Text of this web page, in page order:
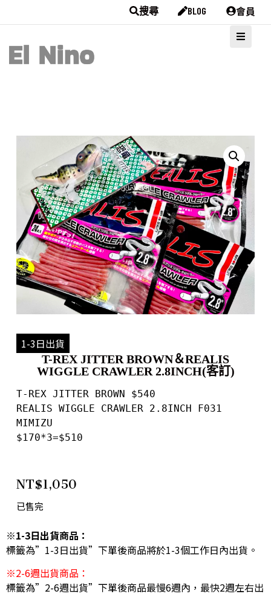
搜尋 BLOG 會員
1-3日出貨
T-REX JITTER BROWN＆REALIS
WIGGLE CRAWLER 2.8INCH(客訂)
T-REX JITTER BROWN $540
REALIS WIGGLE CRAWLER 2.8INCH F031
MIMIZU
$170*3=$510
NT$1,050
已售完
※1-3日出貨商品：
標籤為”1-3日出貨”下單後商品將於1-3個工作日內出貨。
※2-6週出貨商品：
標籤為”2-6週出貨”下單後商品最慢6週內，最快2週左右出